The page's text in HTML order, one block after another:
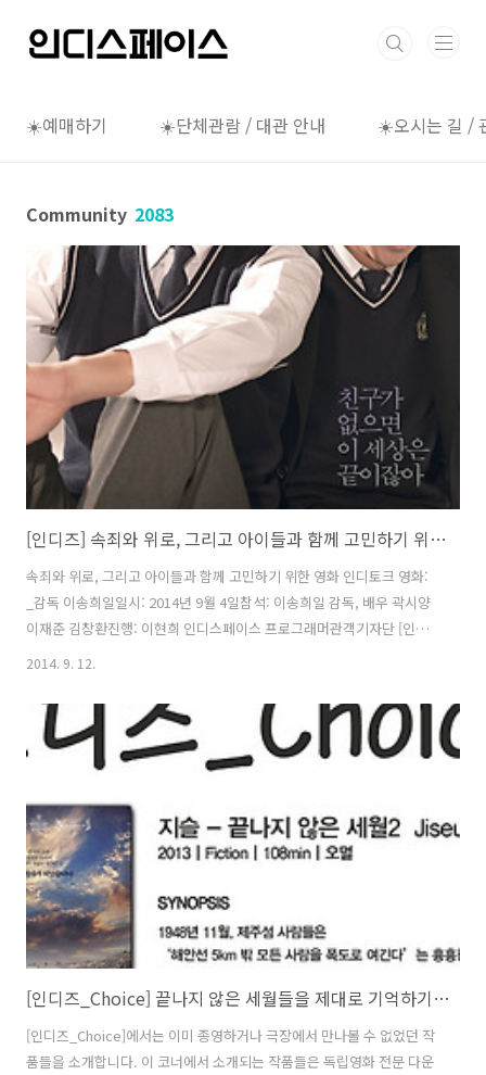
☀️예매하기 ☀️단체관람 / 대관 안내 ☀️오시는 길 /
Community 2083
[인디즈] 속죄와 위로, 그리고 아이들과 함께 고민하기 위한 영화 <야간비행> 인디토크
속죄와 위로, 그리고 아이들과 함께 고민하기 위한 영화 인디토크 영화:
_감독 이송희일일시: 2014년 9월 4일참석: 이송희일 감독, 배우 곽시양
이재준 김창환진행: 이현희 인디스페이스 프로그래머관객기자단 [인디
즈] 이윤상 님의 글입니다 :D 이 지난 8월 28일 개봉했다. 이송희일 감독
모습으로 진솔하게 보여주며 관객들의 넓은 공감을 불러일으켰다. 역시
제 64회 베를린 국제영화제에 공식 초청되며 많은 관심을 받았다. 이송
희일 감독은 “우정을 허용치 않는 한국 사회에서는 소수자들의 사랑도
우정이 부서지고 서로를 배신하고 소수자들이 배척되는지를 보여주고
싶었다” 고 ..
2014. 9. 12.
[인디즈_Choice] 끝나지 않은 세월들을 제대로 기억하기 위한 투쟁, <지슬- 끝나지 않은 세월 2>
[인디즈_Choice]에서는 이미 종영하거나 극장에서 만나볼 수 없었던 작
품들을 소개합니다. 이 코너에서 소개되는 작품들은 독립영화 전문 다운